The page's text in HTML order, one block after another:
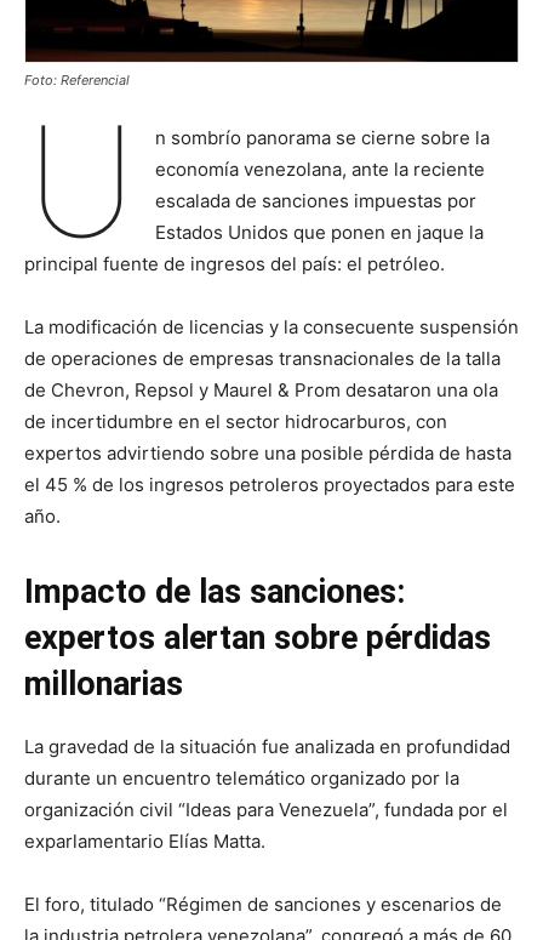
Foto: Referencial
U
n sombrío panorama se cierne sobre la
economía venezolana, ante la reciente
escalada de sanciones impuestas por
Estados Unidos que ponen en jaque la
principal fuente de ingresos del país: el petróleo.
La modificación de licencias y la consecuente suspensión
de operaciones de empresas transnacionales de la talla
de Chevron, Repsol y Maurel & Prom desataron una ola
de incertidumbre en el sector hidrocarburos, con
expertos advirtiendo sobre una posible pérdida de hasta
el 45 % de los ingresos petroleros proyectados para este
año.
Impacto de las sanciones:
expertos alertan sobre pérdidas
millonarias
La gravedad de la situación fue analizada en profundidad
durante un encuentro telemático organizado por la
organización civil “Ideas para Venezuela”, fundada por el
exparlamentario Elías Matta.
El foro, titulado “Régimen de sanciones y escenarios de